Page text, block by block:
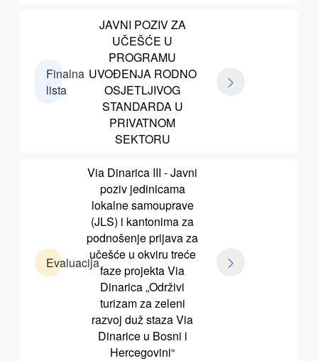
Finalna
lista
JAVNI POZIV ZA
UČEŠĆE U
PROGRAMU
UVOĐENJA RODNO
OSJETLJIVOG
STANDARDA U
PRIVATNOM
SEKTORU
Evaluacija
Via Dinarica III - Javni
poziv jedinicama
lokalne samouprave
(JLS) i kantonima za
podnošenje prijava za
učešće u okviru treće
faze projekta Via
Dinarica „Održivi
turizam za zeleni
razvoj duž staza Via
Dinarice u Bosni i
Hercegovini“